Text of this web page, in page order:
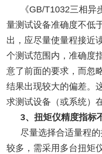
《GB/T1032三相异
量测试设备准确度不低
出，应尽量使量程接近
个测试范围内，准确度
意了前面的要求，而忽
结果出现较大的偏差。
求测试设备（或系统）
3、扭矩仪精度指标
尽量选择合适量程
较多，需采用多台扭矩